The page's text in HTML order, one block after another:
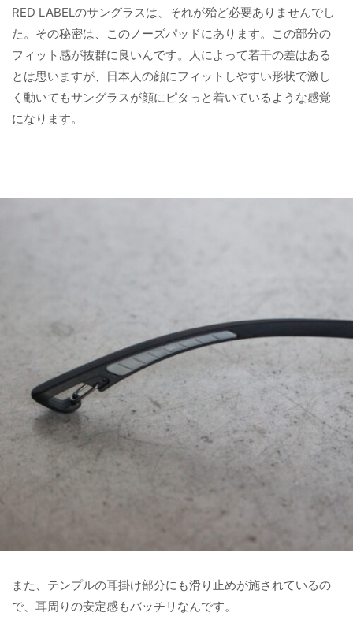
RED LABELのサングラスは、それが殆ど必要ありませんでし
た。その秘密は、このノーズパッドにあります。この部分の
フィット感が抜群に良いんです。人によって若干の差はある
とは思いますが、日本人の顔にフィットしやすい形状で激し
く動いてもサングラスが顔にピタっと着いているような感覚
になります。
また、テンプルの耳掛け部分にも滑り止めが施されているの
で、耳周りの安定感もバッチリなんです。